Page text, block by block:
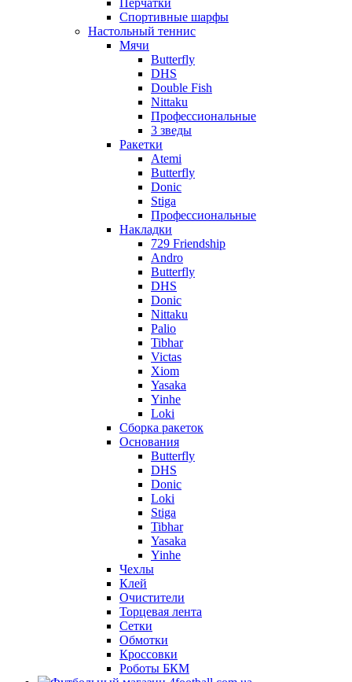
Перчатки
Спортивные шарфы
Настольный теннис
Мячи
Butterfly
DHS
Double Fish
Nittaku
Профессиональные
3 зведы
Ракетки
Atemi
Butterfly
Donic
Stiga
Профессиональные
Накладки
729 Friendship
Andro
Butterfly
DHS
Donic
Nittaku
Palio
Tibhar
Victas
Xiom
Yasaka
Yinhe
Loki
Сборка ракеток
Основания
Butterfly
DHS
Donic
Loki
Stiga
Tibhar
Yasaka
Yinhe
Чехлы
Клей
Очистители
Торцевая лента
Сетки
Обмотки
Кроссовки
Роботы БКМ